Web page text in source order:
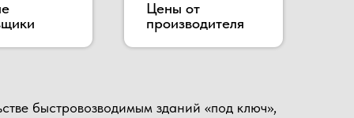
готовые переводные
охраны, КПП, бытовки
расположение позволяет